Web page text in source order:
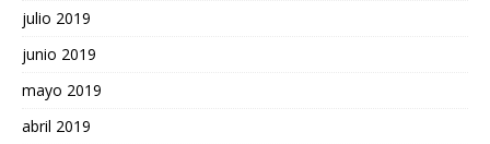
julio 2019
junio 2019
mayo 2019
abril 2019